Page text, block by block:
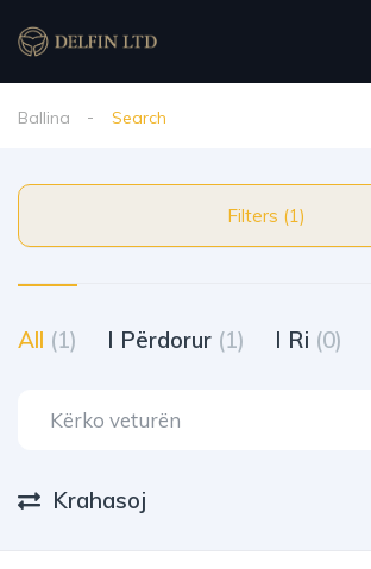
Ballina Search
Filters (1)
All (1) I Përdorur (1) I Ri (0)
Krahasoj